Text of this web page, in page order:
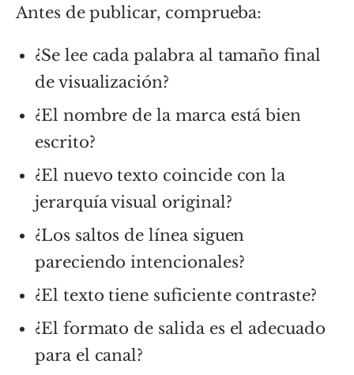
Antes de publicar, comprueba:
¿Se lee cada palabra al tamaño final
de visualización?
¿El nombre de la marca está bien
escrito?
¿El nuevo texto coincide con la
jerarquía visual original?
¿Los saltos de línea siguen
pareciendo intencionales?
¿El texto tiene suficiente contraste?
¿El formato de salida es el adecuado
para el canal?